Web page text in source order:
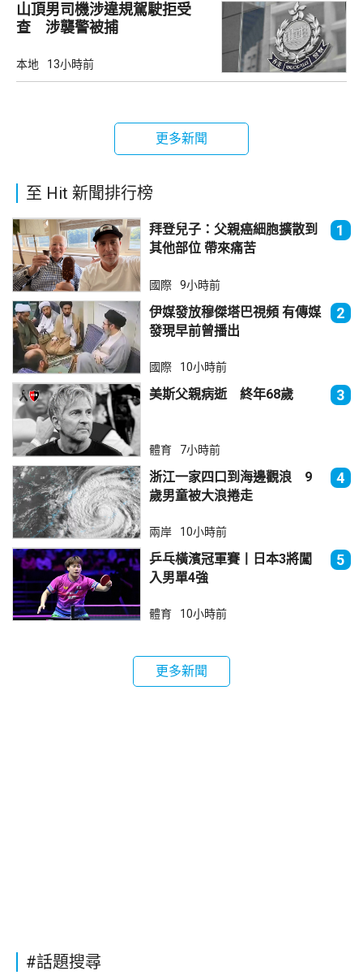
山頂男司機涉違規駕駛拒受
查 涉襲警被捕
本地 13小時前
更多新聞
至 Hit 新聞排行榜
拜登兒子：父親癌細胞擴散到
其他部位 帶來痛苦
1
國際 9小時前
伊媒發放穆傑塔巴視頻 有傳媒
發現早前曾播出
2
國際 10小時前
美斯父親病逝 終年68歲 3
體育 7小時前
浙江一家四口到海邊觀浪 9
歲男童被大浪捲走
4
兩岸 10小時前
乒乓橫濱冠軍賽丨日本3將闖
入男單4強
5
體育 10小時前
更多新聞
#話題搜尋